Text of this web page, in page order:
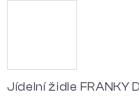
Jídelní židle